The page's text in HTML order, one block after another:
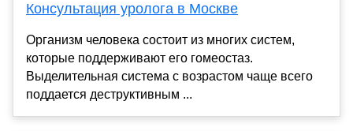
Консультация уролога в Москве
Организм человека состоит из многих систем,
которые поддерживают его гомеостаз.
Выделительная система с возрастом чаще всего
поддается деструктивным ...